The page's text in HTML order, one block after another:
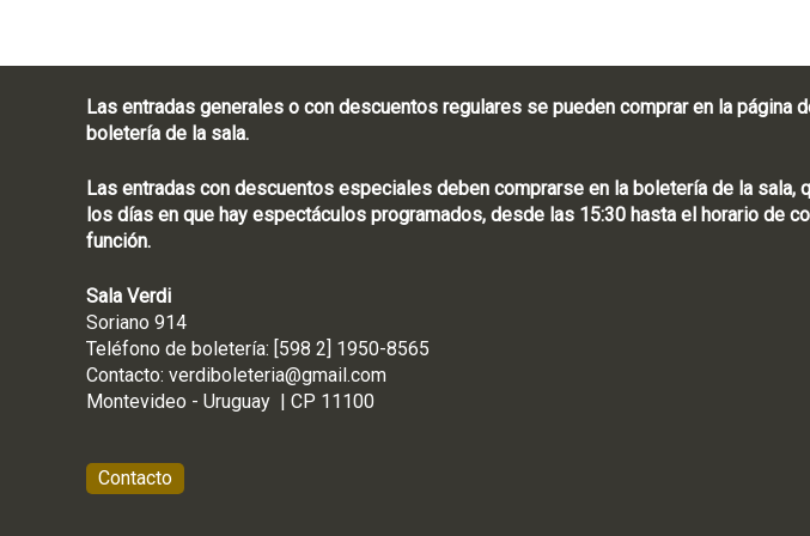
A
S
Las entradas generales o con descuentos regulares se pueden comprar en la página
boletería de la sala.
Las entradas con descuentos especiales deben comprarse en la boletería de la sala,
los días en que hay espectáculos programados, desde las 15:30 hasta el horario de
función.
Sala Verdi
Soriano 914
Teléfono de boletería: [598 2]
Contacto: verdiboleteria@gmail.com
Montevideo - Uruguay | CP
Contacto